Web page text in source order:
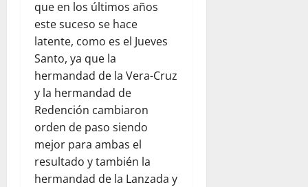
que en los últimos años
este suceso se hace
latente, como es el Jueves
Santo, ya que la
hermandad de la Vera-Cruz
y la hermandad de
Redención cambiaron
orden de paso siendo
mejor para ambas el
resultado y también la
hermandad de la Lanzada y